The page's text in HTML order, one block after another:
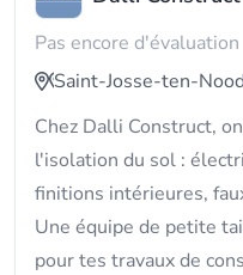
Pas encore d'évaluation
Saint-Josse-ten-
Chez Dalli Construct,
l'isolation du sol :
finitions intérieures,
Une équipe de petite
pour tes travaux de